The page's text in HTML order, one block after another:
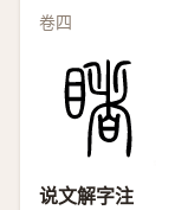
卷四
说文解字注